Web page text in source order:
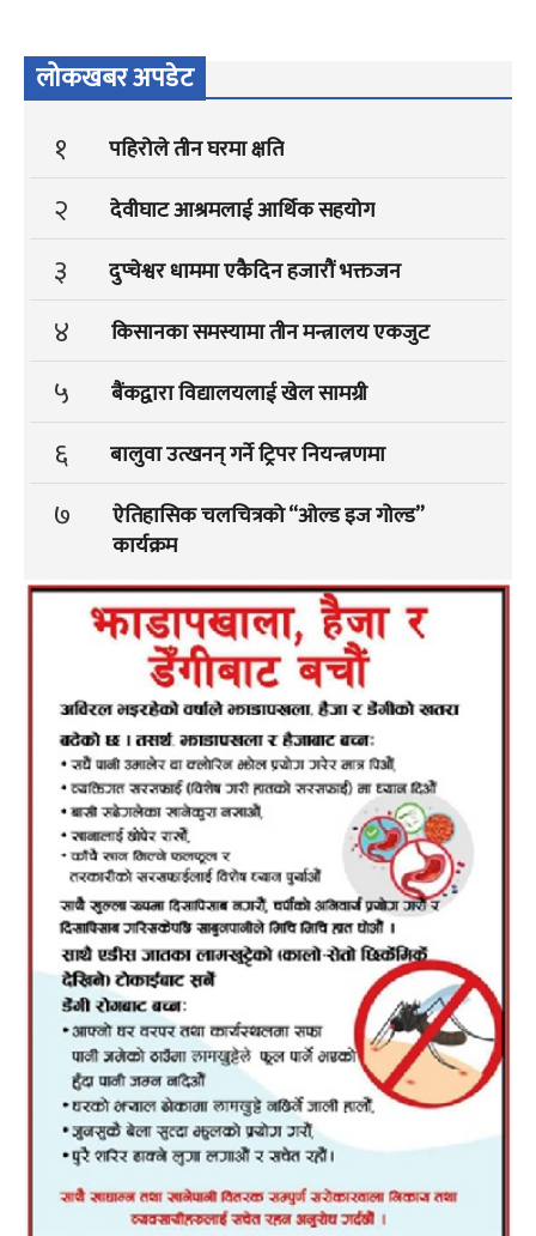
लोकखबर अपडेट
१ पहिरोले तीन घरमा क्षति
२ देवीघाट आश्रमलाई आर्थिक सहयोग
३ दुप्चेश्वर धाममा एकैदिन हजारौं भक्तजन
४ किसानका समस्यामा तीन मन्त्रालय एकजुट
५ बैंकद्वारा विद्यालयलाई खेल सामग्री
६ बालुवा उत्खनन् गर्ने ट्रिपर नियन्त्रणमा
७
ऐतिहासिक चलचित्रको “ओल्ड इज गोल्ड”
कार्यक्रम